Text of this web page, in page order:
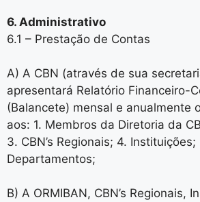
6. Administrativo
6.1 – Prestação de Contas
A) A CBN (através de sua
apresentará Relatório Financeiro-
(Balancete) mensal e anualmente
aos: 1. Membros da Diretoria da
3. CBN’s Regionais; 4.
Departamentos;
B) A ORMIBAN, CBN’s Regionais,